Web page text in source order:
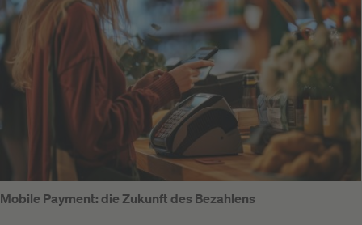
Mobile Payment: die Zukunft des Bezahlens